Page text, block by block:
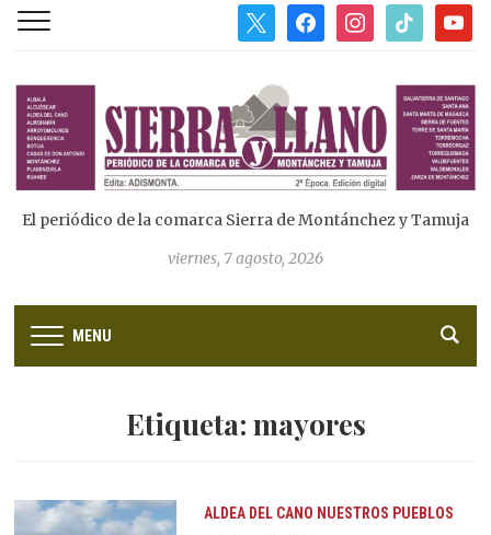
facebookinstagram
tiktok
El periódico de la comarca Sierra de Montánchez y Tamuja
viernes, 7 agosto, 2026
MENU
Etiqueta: mayores
ALDEA DEL CANO NUESTROS PUEBLOS